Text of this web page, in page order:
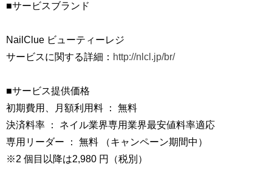
■サービスブランド
NailClue ビューティーレジ
サービスに関する詳細： http://nlcl.jp/br/
■サービス提供価格
初期費用、月額利用料 ： 無料
決済料率 ： ネイル業界専用業界最安値料率適応
専用リーダー ： 無料 （キャンペーン期間中）
※2 個目以降は2,980 円（税別）